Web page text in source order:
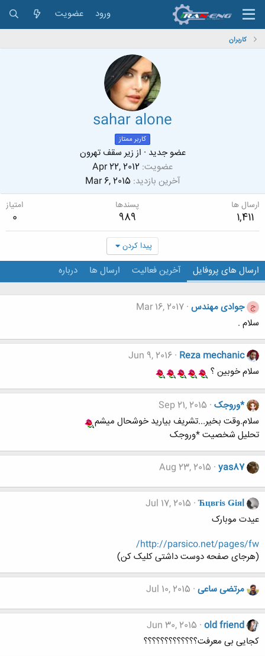
ورود عضویت
کاربران
sahar alone
کاربر ممتاز
عضو جدید · اززیر سقف تهرون
عضویت Apr 22, 2012
آخرین بازدید Mar 6, 2015
ارسال ها
1,411
پسندها
989
امتیاز
0
پیدا کردن
ارسال های پروفایل آخرین فعالیت ارسال ها درباره
ج جوادی مهندس Mar 16, 2017
سلام .
Reza mechanic
Jun 9, 2016
سلام خوبین ؟
*وروجک Sep 21, 2015
سلام.وقت بخیر...تشریف بیارید خوشحال میشم
تحلیل شخصیت *وروجک
yas87
Aug 23, 2015
Ћцвгіѕ Ǥіяl
Jul 17, 2015
عیدت موبارک
http://parsico.net/pages/fw/
(هرجای صفحه دوست داشتی کلیک کن)
مرتضی ساعی Jul 10, 2015
old friend
Jun 30, 2015
کجایی بی معرفت؟؟؟؟؟؟؟؟؟؟؟؟؟